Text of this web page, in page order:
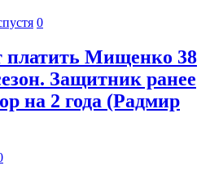
0
платить Мищенко 38
Защитник ранее
на 2 года (Радмир